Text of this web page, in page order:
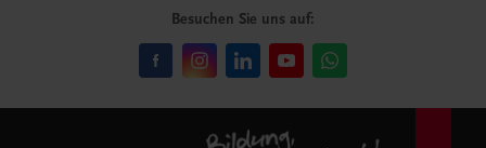
Besuchen Sie uns auf: